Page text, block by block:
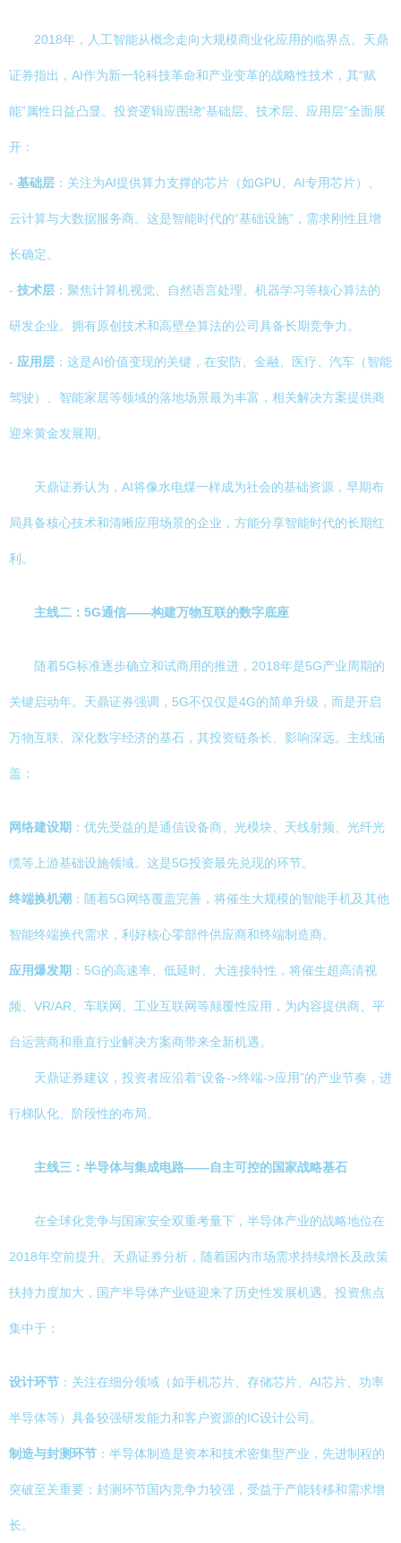
2018年，人工智能从概念走向大规模商业化应用的临界点。天鼎
证券指出，AI作为新一轮科技革命和产业变革的战略性技术，其“赋
能”属性日益凸显。投资逻辑应围绕“基础层、技术层、应用层”全面展
开：
- 基础层 ：关注为AI提供算力支撑的芯片（如GPU、AI专用芯片）、
云计算与大数据服务商。这是智能时代的“基础设施”，需求刚性且增
长确定。
- 技术层 ：聚焦计算机视觉、自然语言处理、机器学习等核心算法的
研发企业。拥有原创技术和高壁垒算法的公司具备长期竞争力。
- 应用层 ：这是AI价值变现的关键，在安防、金融、医疗、汽车（智能
驾驶）、智能家居等领域的落地场景最为丰富，相关解决方案提供商
迎来黄金发展期。
天鼎证券认为，AI将像水电煤一样成为社会的基础资源，早期布
局具备核心技术和清晰应用场景的企业，方能分享智能时代的长期红
利。
主线二：5G通信——构建万物互联的数字底座
随着5G标准逐步确立和试商用的推进，2018年是5G产业周期的
关键启动年。天鼎证券强调，5G不仅仅是4G的简单升级，而是开启
万物互联、深化数字经济的基石，其投资链条长、影响深远。主线涵
盖：
网络建设期 ：优先受益的是通信设备商、光模块、天线射频、光纤光
缆等上游基础设施领域。这是5G投资最先兑现的环节。
终端换机潮 ：随着5G网络覆盖完善，将催生大规模的智能手机及其他
智能终端换代需求，利好核心零部件供应商和终端制造商。
应用爆发期 ：5G的高速率、低延时、大连接特性，将催生超高清视
频、VR/AR、车联网、工业互联网等颠覆性应用，为内容提供商、平
台运营商和垂直行业解决方案商带来全新机遇。
天鼎证券建议，投资者应沿着“设备->终端->应用”的产业节奏，进
行梯队化、阶段性的布局。
主线三：半导体与集成电路——自主可控的国家战略基石
在全球化竞争与国家安全双重考量下，半导体产业的战略地位在
2018年空前提升。天鼎证券分析，随着国内市场需求持续增长及政策
扶持力度加大，国产半导体产业链迎来了历史性发展机遇。投资焦点
集中于：
设计环节 ：关注在细分领域（如手机芯片、存储芯片、AI芯片、功率
半导体等）具备较强研发能力和客户资源的IC设计公司。
制造与封测环节 ：半导体制造是资本和技术密集型产业，先进制程的
突破至关重要；封测环节国内竞争力较强，受益于产能转移和需求增
长。